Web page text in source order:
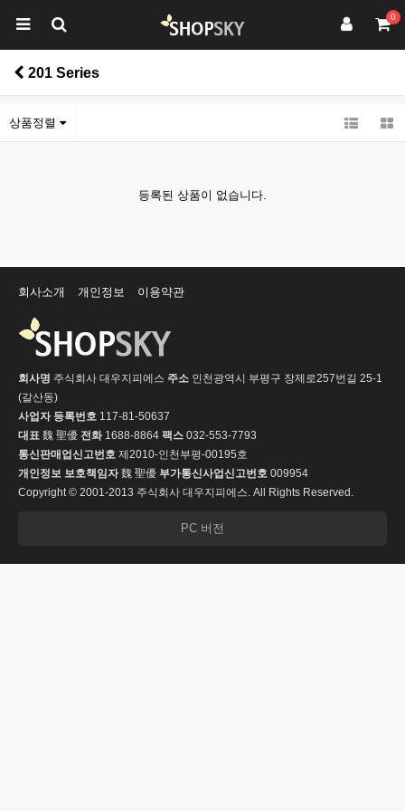
0
201 Series
상품정렬
등록된 상품이 없습니다.
회사소개 개인정보 이용약관
회사명 주식회사 대우지피에스 주소 인천광역시 부평구 장제로257번길 25-1
(갈산동)
사업자 등록번호 117-81-50637
대표 魏 聖優 전화1688-8864 팩스 032-553-7793
통신판매업신고번호 제2010-인천부평-00195호
개인정보 보호책임자魏 聖優 부가통신사업신고번호 009954
Copyright © 2001-2013 주식회사 대우지피에스. All Rights Reserved.
PC 버전